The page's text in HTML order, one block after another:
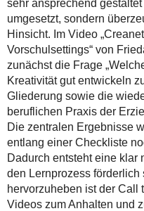
sehr ansprechend
umgesetzt, sondern
Hinsicht. Im Video
Vorschulsettings“ von
zunächst die Frage
Kreativität gut entwickeln
Gliederung sowie die
beruflichen Praxis der
Die zentralen Ergebnisse
entlang einer Checkliste
Dadurch entsteht eine klar
den Lernprozess
hervorzuheben ist der Call
Videos zum Anhalten und